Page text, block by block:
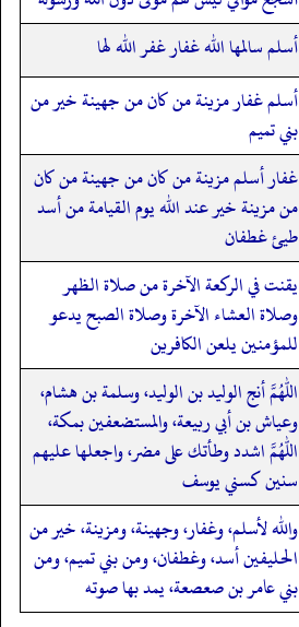
أسلم سالمها الله غفار غفر الله لها
أسلم غفار مزينة من كان من جهينة خير من
بني تميم
غفار أسلم مزينة من كان من جهينة من كان
من مزينة خير عند الله يوم القيامة من أسد
طيئ غطفان
يقنت في الركعة الآخرة من صلاة الظهر
وصلاة العشاء الآخرة وصلاة الصبح يدعو
للمؤمنين يلعن الكافرين
اللهم أنج الوليد بن الوليد، وسلمة بن هشام،
وعياش بن أبي ربيعة، والمستضعفين بمكة،
اللهم اشدد وطأتك على مضر، واجعلها عليهم
سنين كسني يوسف
والله لأسلم، وغفار، وجهينة، ومزينة، خير من
الحليفين أسد، وغطفان، ومن بني تميم، ومن
بني عامر بن صعصعة، يمد بها صوته